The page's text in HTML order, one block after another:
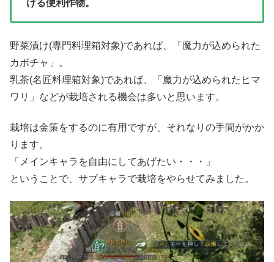
ける便利作物。
野菜漬け(専門料理箱対象)であれば、「魔力が込められた
カボチャ」。
乳茶(名匠料理箱対象)であれば、「魔力が込められたヒマ
ワリ」などが栽培される機会は多いと思います。
栽培は金策をするのに有用ですが、それなりの手間がかか
ります。
「メインキャラを自由にしてあげたい・・・」
ということで、サブキャラで栽培をやらせてみました。